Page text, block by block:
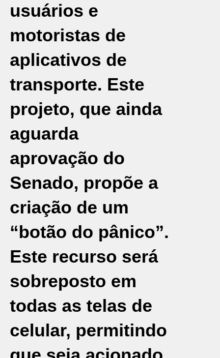
usuários e
motoristas de
aplicativos de
transporte. Este
projeto, que ainda
aguarda
aprovação do
Senado, propõe a
criação de um
“botão do pânico”.
Este recurso será
sobreposto em
todas as telas de
celular, permitindo